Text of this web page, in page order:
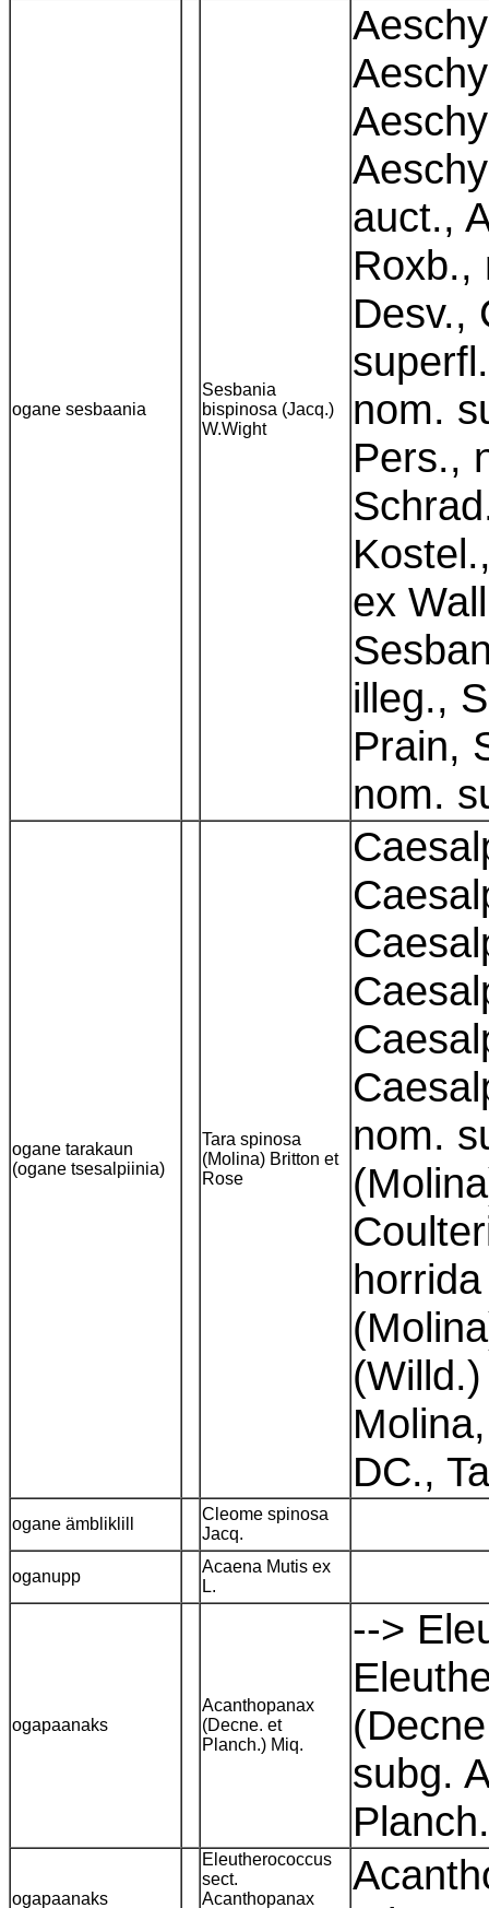
ogane sesbaania
Sesbania
bispinosa (Jacq.)
W.Wight
auct.,
Roxb.,
Desv.,
nom.
Pers.,
ex
illeg.,
Prain,
nom.
ogane tarakaun
(ogane tsesalpiinia)
Tara spinosa
(Molina) Britton et
Rose
nom.
DC.,
ogane ämbliklill
Cleome spinosa
Jacq.
oganupp
Acaena Mutis ex
L.
ogapaanaks
Acanthopanax
(Decne. et
Planch.) Miq.
-->
subg.
ogapaanaks
Eleutherococcus
sect.
Acanthopanax